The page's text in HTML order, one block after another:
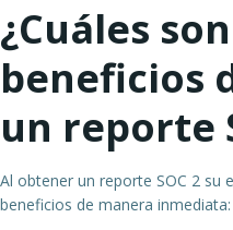
¿Cuáles
beneficios
un reporte
Al obtener un reporte SOC 2 su
beneficios de manera inmediata: